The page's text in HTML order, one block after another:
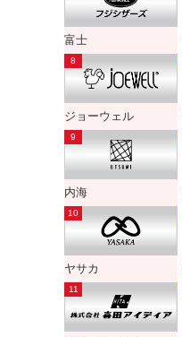
富士
ジョーウェル
内海
ヤサカ